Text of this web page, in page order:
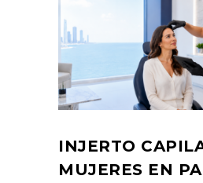
INJERTO
MUJERES EN